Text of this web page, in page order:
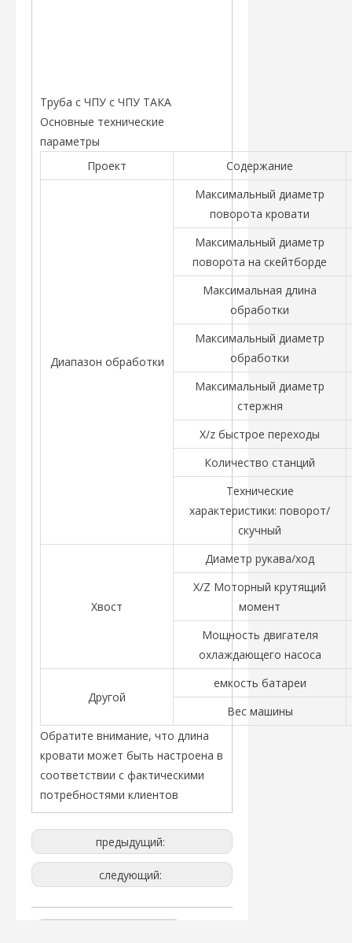
Труба с ЧПУ с ЧПУ ТАКА
Основные технические
параметры
Проект
Содержание
Диапазон обработки
Максимальный диаметр
поворота кровати
Максимальный диаметр
поворота на скейтборде
Максимальная длина
обработки
Максимальный диаметр
обработки
Максимальный диаметр
стержня
X/z быстрое переходы
Количество станций
Технические
характеристики: поворот/
скучный
Хвост
Диаметр рукава/ход
X/Z Моторный крутящий
момент
Мощность двигателя
охлаждающего насоса
Другой
емкость батареи
Вес машины
Обратите внимание, что длина
кровати может быть настроена в
соответствии с фактическими
потребностями клиентов
предыдущий:
следующий: